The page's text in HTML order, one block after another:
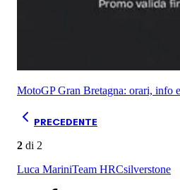
MotoGP Gran Bretagna: orari, info
PRECEDENTE
2 di 2
Luca MariniTeam HRCsilverstone